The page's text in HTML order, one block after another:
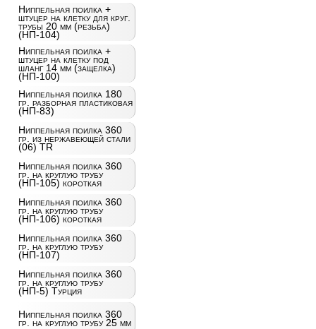
Ниппельная поилка +
штуцер на клетку для круг.
трубы 20 мм (резьба)
(НП-104)
Ниппельная поилка +
штуцер на клетку под
шланг 14 мм (защелка)
(НП-100)
Ниппельная поилка 180
гр. разборная пластиковая
(НП-83)
Ниппельная поилка 360
гр. из нержавеющей стали
(06) TR
Ниппельная поилка 360
гр. на круглую трубу
(НП-105) короткая
Ниппельная поилка 360
гр. на круглую трубу
(НП-106) короткая
Ниппельная поилка 360
гр. на круглую трубу
(НП-107)
Ниппельная поилка 360
гр. на круглую трубу
(НП-5) Турция
Ниппельная поилка 360
гр. на круглую трубу 25 мм